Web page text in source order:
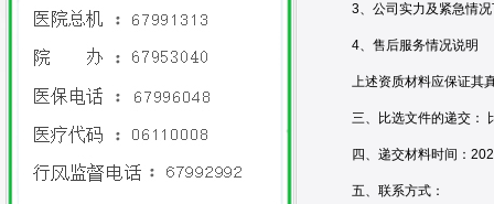
3、公司实力及紧急情
4、售后服务情况说明
上述资质材料应保证其
三、比选文件的递交：
四、递交材料时间：
五、联系方式：